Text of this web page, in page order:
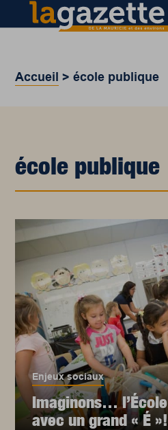
Accueil >école publique
école publique
Enjeux sociaux
Imaginons… l’École
avec un grand « É »!